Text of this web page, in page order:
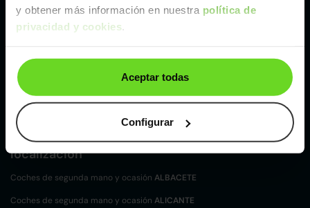
y obtener más información en nuestra política de
privacidad y cookies.
Aceptar todas
Configurar
Zaragoza
Ver Kia Ceed de segunda mano y ocasión
Kia Ceed de segunda mano y ocasión
Coches desegunda mano y ocasión por
localización
Coches de segunda mano y ocasión ALBACETE
Coches de segunda mano y ocasión ALICANTE